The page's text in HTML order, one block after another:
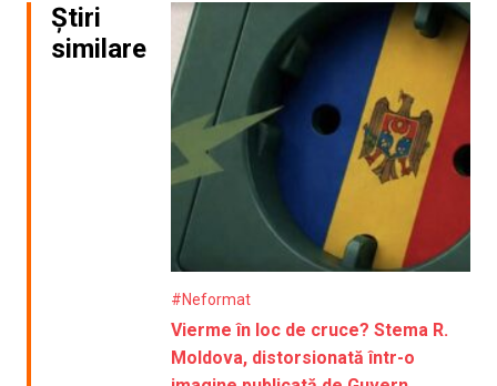
Știri
similare
#Neformat
Vierme în loc de cruce? Stema R.
Moldova, distorsionată într-o